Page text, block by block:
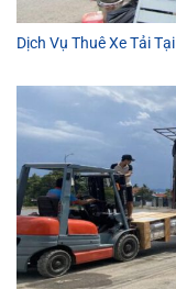
Dịch Vụ Thuê Xe Tải